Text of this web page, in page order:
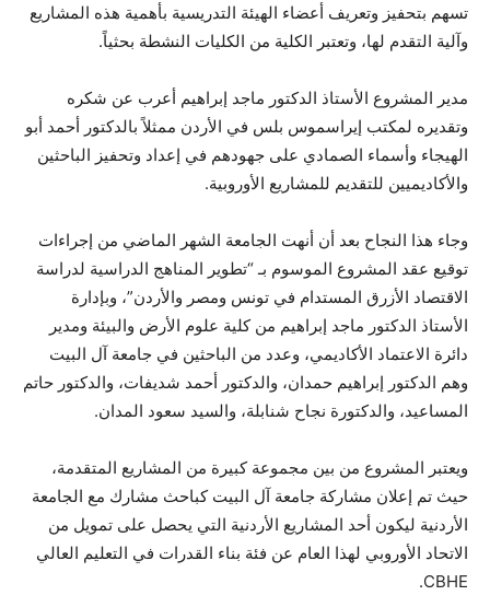
تسهم بتحفيز وتعريف أعضاء الهيئة التدريسية بأهمية هذه المشاريع
وآلية التقدم لها، وتعتبر الكلية من الكليات النشطة بحثياً.
مدير المشروع الأستاذ الدكتور ماجد إبراهيم أعرب عن شكره
وتقديره لمكتب إيراسموس بلس في الأردن ممثلاً بالدكتور أحمد أبو
الهيجاء وأسماء الصمادي على جهودهم في إعداد وتحفيز الباحثين
والأكاديميين للتقديم للمشاريع الأوروبية.
وجاء هذا النجاح بعد أن أنهت الجامعة الشهر الماضي من إجراءات
توقيع عقد المشروع الموسوم بـ “تطوير المناهج الدراسية لدراسة
الاقتصاد الأزرق المستدام في تونس ومصر والأردن”، وبإدارة
الأستاذ الدكتور ماجد إبراهيم من كلية علوم الأرض والبيئة ومدير
دائرة الاعتماد الأكاديمي، وعدد من الباحثين في جامعة آل البيت
وهم الدكتور إبراهيم حمدان، والدكتور أحمد شديفات، والدكتور حاتم
المساعيد، والدكتورة نجاح شنابلة، والسيد سعود المدان.
ويعتبر المشروع من بين مجموعة كبيرة من المشاريع المتقدمة،
حيث تم إعلان مشاركة جامعة آل البيت كباحث مشارك مع الجامعة
الأردنية ليكون أحد المشاريع الأردنية التي يحصل على تمويل من
الاتحاد الأوروبي لهذا العام عن فئة بناء القدرات في التعليم العالي
CBHE.